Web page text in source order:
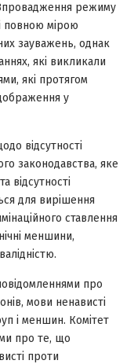
Впровадження режиму
повною мірою
зауважень, однак
які викликали
які протягом
у
відсутності
законодавства, яке
відсутності
для вирішення
ставлення
меншини,
про
мови ненависті
і меншин. Комітет
про те, що
проти